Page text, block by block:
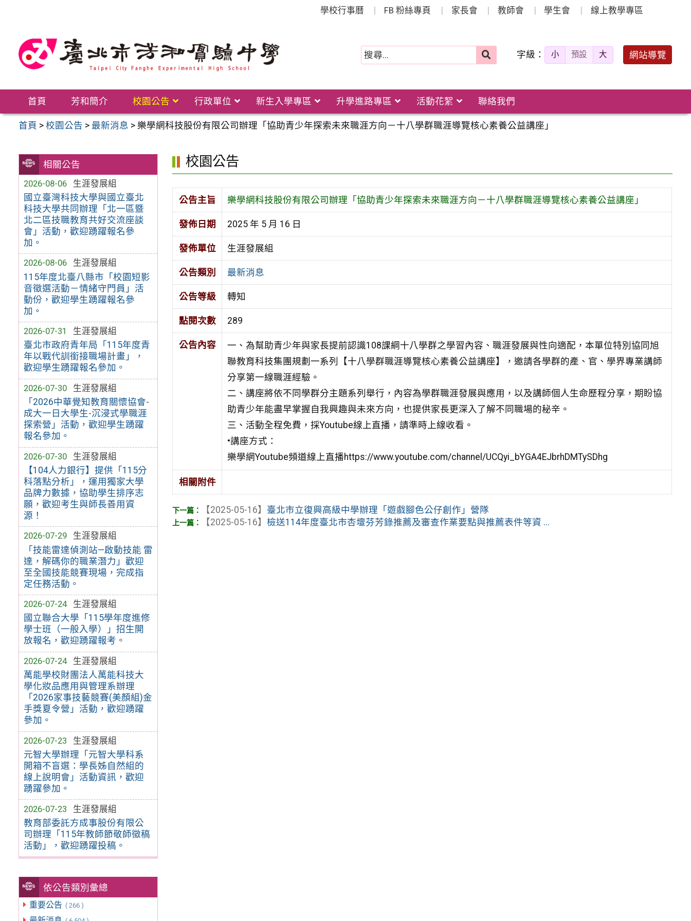
學校行事曆 FB 粉絲專頁 家長會 教師會 學生會 線上教學專區
字級： 小 預設 大 網站導覽
首頁 芳和簡介 校園公告 行政單位 新生入學專區 升學進路專區 活動花絮 聯絡我們
首頁 >校園公告 > 最新消息 > 樂學網科技股份有限公司辦理「協助青少年探索未來職涯方向－十八學群職涯導覽核心素養公益講座」
相關公告
2026-08-06
生涯發展組
國立臺灣科技大學與國立臺北
科技大學共同辦理「北一區暨
北二區技職教育共好交流座談
會」活動，歡迎踴躍報名參
加。
2026-08-06
生涯發展組
115年度北臺八縣市「校園短影
音徵選活動－情緒守門員」活
動份，歡迎學生踴躍報名參
加。
2026-07-31
生涯發展組
臺北市政府青年局「115年度青
年以戰代訓銜接職場計畫」，
歡迎學生踴躍報名參加。
2026-07-30
生涯發展組
「2026中華覺知教育關懷協會-
成大一日大學生-沉浸式學職涯
探索營」活動，歡迎學生踴躍
報名參加。
2026-07-30
生涯發展組
【104人力銀行】提供「115分
科落點分析」，運用獨家大學
品牌力數據，協助學生排序志
願，歡迎考生與師長善用資
源！
2026-07-29
生涯發展組
「技能雷達偵測站—啟動技能 雷
達，解碼你的職業潛力」歡迎
至全國技能競賽現場，完成指
定任務活動。
2026-07-24
生涯發展組
國立聯合大學「115學年度進修
學士班（一般入學）」招生開
放報名，歡迎踴躍報考。
2026-07-24
生涯發展組
萬能學校財團法人萬能科技大
學化妝品應用與管理系辦理
「2026家事技藝競賽(美顏組)金
手獎夏令營」活動，歡迎踴躍
參加。
2026-07-23
生涯發展組
元智大學辦理「元智大學科系
開箱不盲選：學長姊自然組的
線上說明會」活動資訊，歡迎
踴躍參加。
2026-07-23
生涯發展組
教育部委託方成事股份有限公
司辦理「115年教師節敬師徵稿
活動」，歡迎踴躍投稿。
依公告類別彙總
重要公告 ( 266 )
校園公告
公告主旨 樂學網科技股份有限公司辦理「協助青少年探索未來職涯方向－十八學群職涯導覽核心素養公益講座」
發佈日期 2025 年 5 月 16 日
發佈單位 生涯發展組
公告類別 最新消息
公告等級 轉知
點閱次數 289
公告內容
一、為幫助青少年與家長提前認識108課綱十八學群之學習內容、職涯發展與性向適配，本單位特別協同旭
聯教育科技集團規劃一系列【十八學群職涯導覽核心素養公益講座】，邀請各學群的產、官、學界專業講師
分享第一線職涯經驗。
二、講座將依不同學群分主題系列舉行，內容為學群職涯發展與應用，以及講師個人生命歷程分享，期盼協
助青少年能盡早掌握自我興趣與未來方向，也提供家長更深入了解不同職場的秘辛。
三、活動全程免費，採Youtube線上直播，請準時上線收看。
•講座方式：
樂學網Youtube頻道線上直播https://www.youtube.com/channel/UCQyi_bYGA4EJbrhDMTySDhg
相關附件
【2025-05-16】 臺北市立復興高級中學辦理「遊戲腳色公仔創作」營隊
【2025-05-16】檢送114年度臺北市杏壇芬芳錄推薦及審查作業要點與推薦表件等資 ...